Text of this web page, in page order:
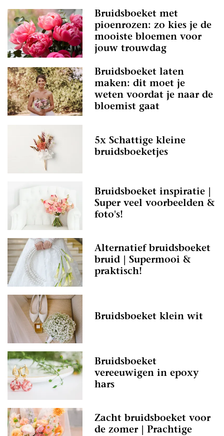
Bruidsboeket met
pioenrozen: zo kies je de
mooiste bloemen voor
jouw trouwdag
Bruidsboeket laten
maken: dit moet je
weten voordat je naar de
bloemist gaat
5x Schattige kleine
bruidsboeketjes
Bruidsboeket inspiratie |
Super veel voorbeelden &
foto's!
Alternatief bruidsboeket
bruid | Supermooi &
praktisch!
Bruidsboeket klein wit
Bruidsboeket
vereeuwigen in epoxy
hars
Zacht bruidsboeket voor
de zomer | Prachtige